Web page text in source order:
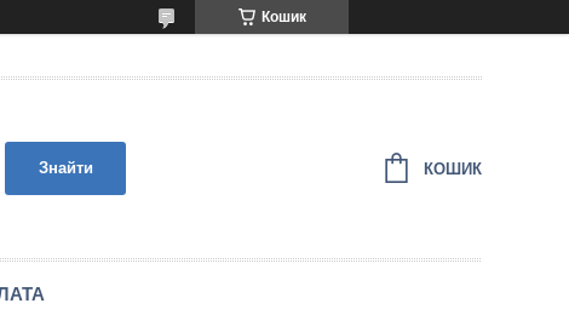
Кошик
Знайти КОШИК